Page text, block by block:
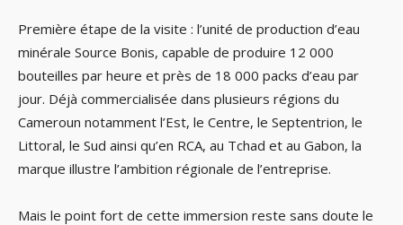
Première étape de la visite : l’unité de production d’eau
minérale Source Bonis, capable de produire 12 000
bouteilles par heure et près de 18 000 packs d’eau par
jour. Déjà commercialisée dans plusieurs régions du
Cameroun notamment l’Est, le Centre, le Septentrion, le
Littoral, le Sud ainsi qu’en RCA, au Tchad et au Gabon, la
marque illustre l’ambition régionale de l’entreprise.
Mais le point fort de cette immersion reste sans doute le